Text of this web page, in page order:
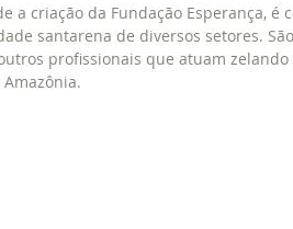
a criação da Fundação Esperança, é
santarena de diversos setores.
profissionais que atuam